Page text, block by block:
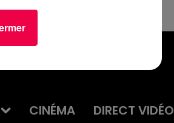
CINÉMA DIRECT VIDÉO